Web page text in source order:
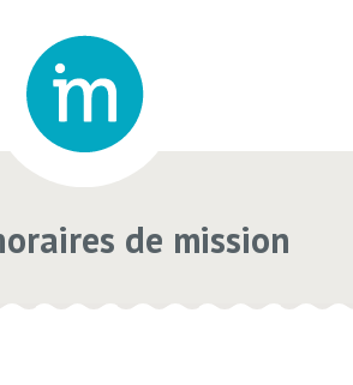
de mission